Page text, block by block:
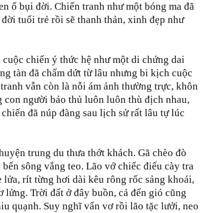
ố bụi đời. Chiến tranh như một bóng ma đã
tuổi trẻ rồi sẽ thanh thản, xinh đẹp như
chiến ý thức hệ như một di chứng dai
tàn đã chấm dứt từ lâu nhưng bi kịch cuộc
vẫn còn là nỗi ám ảnh thường trực, khôn
con người bảo thủ luôn luôn thù địch nhau,
đã núp đàng sau lịch sử rất lâu tự lúc
trung du thưa thớt khách. Gã chèo đò
sông vắng teo. Lão vớ chiếc điếu cày tra
rít từng hơi dài kêu rông rốc sảng khoái,
lửng. Trời đất ở đây buồn, cả đến gió cũng
quạnh. Suy nghĩ vẩn vơ rồi lão tặc lưởi, neo